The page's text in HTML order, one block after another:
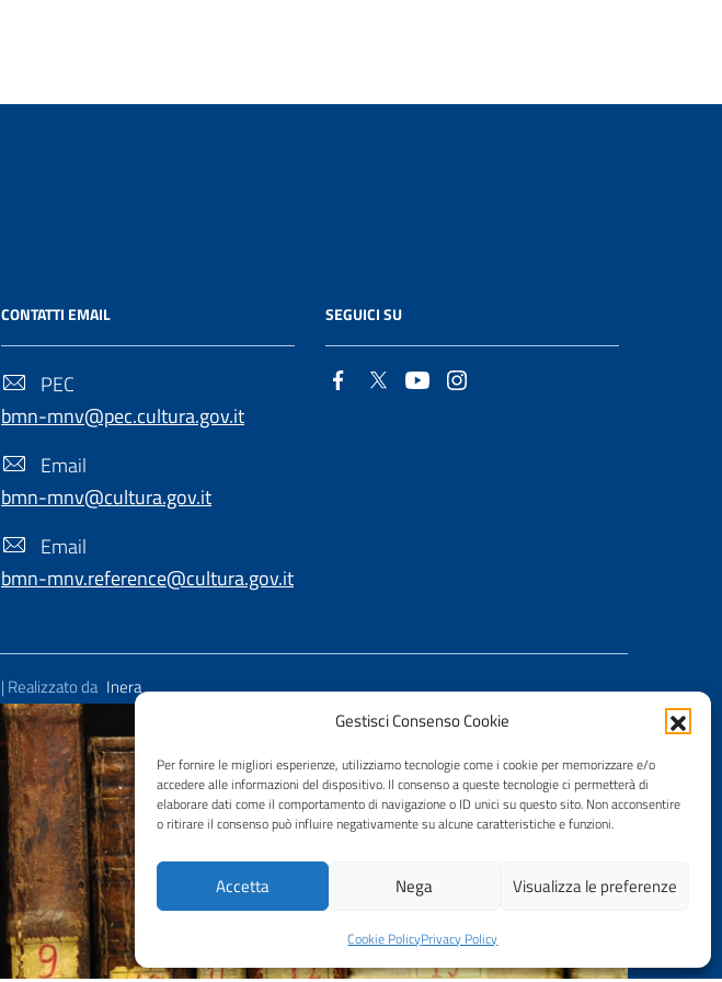
Gestisci Consenso Cookie
Per fornire le migliori esperienze, utilizziamo tecnologie come i cookie per memorizzare e/o
accedere alle informazioni del dispositivo. Il consenso a queste tecnologie ci permetterà di
elaborare dati come il comportamento di navigazione o ID unici su questo sito. Non acconsentire
o ritirare il consenso può influire negativamente su alcune caratteristiche e funzioni.
Accetta Nega Visualizza le preferenze
Cookie PolicyPrivacy Policy
CONTATTI EMAIL
PEC
bmn-mnv@pec.cultura.gov.it
Email
bmn-mnv@cultura.gov.it
Email
bmn-mnv.reference@cultura.gov.it
SEGUICI SU
| Realizzato da Inera